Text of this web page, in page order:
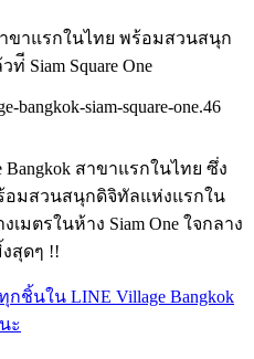
สาขาแรกในไทย ซึ่ง
อมสวนสนุกดิจิทัลแห่งแรกใน
มตรในห้าง Siam One ใจกลาง
สุดๆ !!
ชิ้นใน LINE Village Bangkok
ะ